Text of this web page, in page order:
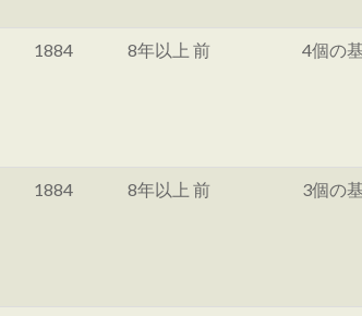
1884 8年以上 前 4個の
1884 8年以上 前 3個の